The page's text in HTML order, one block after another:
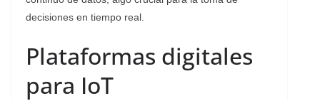
decisiones en tiempo real.
Plataformas digitales
para IoT